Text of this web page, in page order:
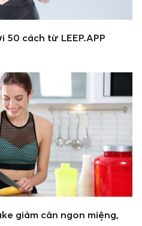
50 cách từ LEEP.APP
giảm cân ngon miệng,